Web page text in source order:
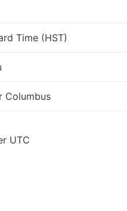
Time (HST)
Columbus
UTC